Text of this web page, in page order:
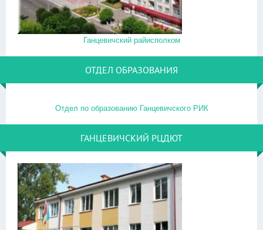
Ганцевичский райисполком
ОТДЕЛ ОБРАЗОВАНИЯ
Отдел по образованию Ганцевичского РИК
ГАНЦЕВИЧСКИЙ РЦДЮТ